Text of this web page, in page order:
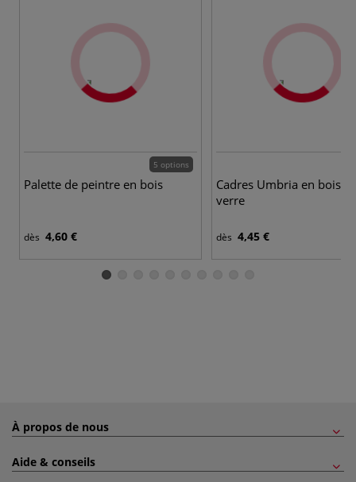
5 options
Palette de peintre en bois
dès 4,60 €
Cadres Umbria en bois
verre
dès 4,45 €
À propos de nous
Aide & conseils